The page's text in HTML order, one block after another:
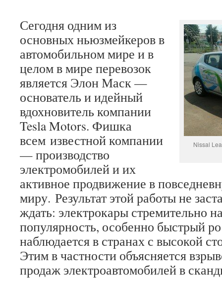
Nissal
Сегодня одним из
основных ньюзмейкеров в
автомобильном мире и в
целом в мире перевозок
является Элон Маск —
основатель и идейный
вдохновитель компании
Tesla Motors. Фишка
всем известной компании
— производство
электромобилей и их
активное продвижение в
миру. Результат этой работы не
ждать: электрокары стремительно
популярность, особенно быстрый
наблюдается в странах с высокой
Этим в частности объясняется
продаж электроавтомобилей в